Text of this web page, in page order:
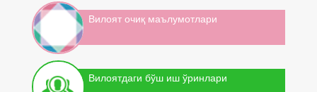
Вилоят очиқ маълумотлари
Вилоятдаги бўш иш ўринлари